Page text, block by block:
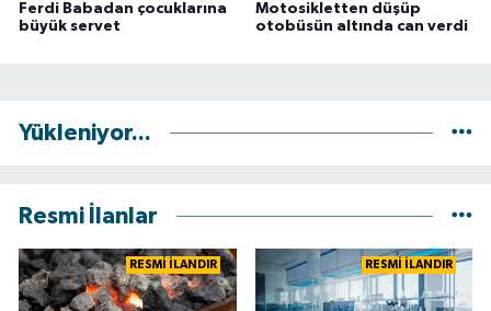
Ferdi Babadan çocuklarına
büyük servet
Motosikletten düşüp
otobüsün altında can verdi
Yükleniyor...
Resmi İlanlar
RESMİ İLANDIR RESMİ İLANDIR